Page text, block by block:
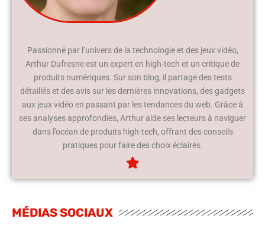
Passionné par l’univers de la technologie et des jeux vidéo,
Arthur Dufresne est un expert en high-tech et un critique de
produits numériques. Sur son blog, il partage des tests
détaillés et des avis sur les dernières innovations, des gadgets
aux jeux vidéo en passant par les tendances du web. Grâce à
ses analyses approfondies, Arthur aide ses lecteurs à naviguer
dans l’océan de produits high-tech, offrant des conseils
pratiques pour faire des choix éclairés.
MÉDIAS SOCIAUX